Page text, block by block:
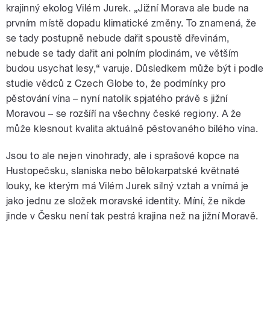
krajinný ekolog Vilém Jurek. „Jižní Morava ale bude na
prvním místě dopadu klimatické změny. To znamená, že
se tady postupně nebude dařit spoustě dřevinám,
nebude se tady dařit ani polním plodinám, ve větším
budou usychat lesy,“ varuje. Důsledkem může být i podle
studie vědců z Czech Globe to, že podmínky pro
pěstování vína – nyní natolik spjatého právě s jižní
Moravou – se rozšíří na všechny české regiony. A že
může klesnout kvalita aktuálně pěstovaného bílého vína.
Jsou to ale nejen vinohrady, ale i sprašové kopce na
Hustopečsku, slaniska nebo bělokarpatské květnaté
louky, ke kterým má Vilém Jurek silný vztah a vnímá je
jako jednu ze složek moravské identity. Míní, že nikde
jinde v Česku není tak pestrá krajina než na jižní Moravě.